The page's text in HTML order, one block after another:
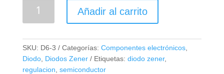
Diodo
1W
1N4746
cantidad
Añadir al carrito
SKU: D6-3 Categorías: Componentes electrónicos,
Diodo, Diodos Zener Etiquetas: diodo zener,
regulacion semiconductor